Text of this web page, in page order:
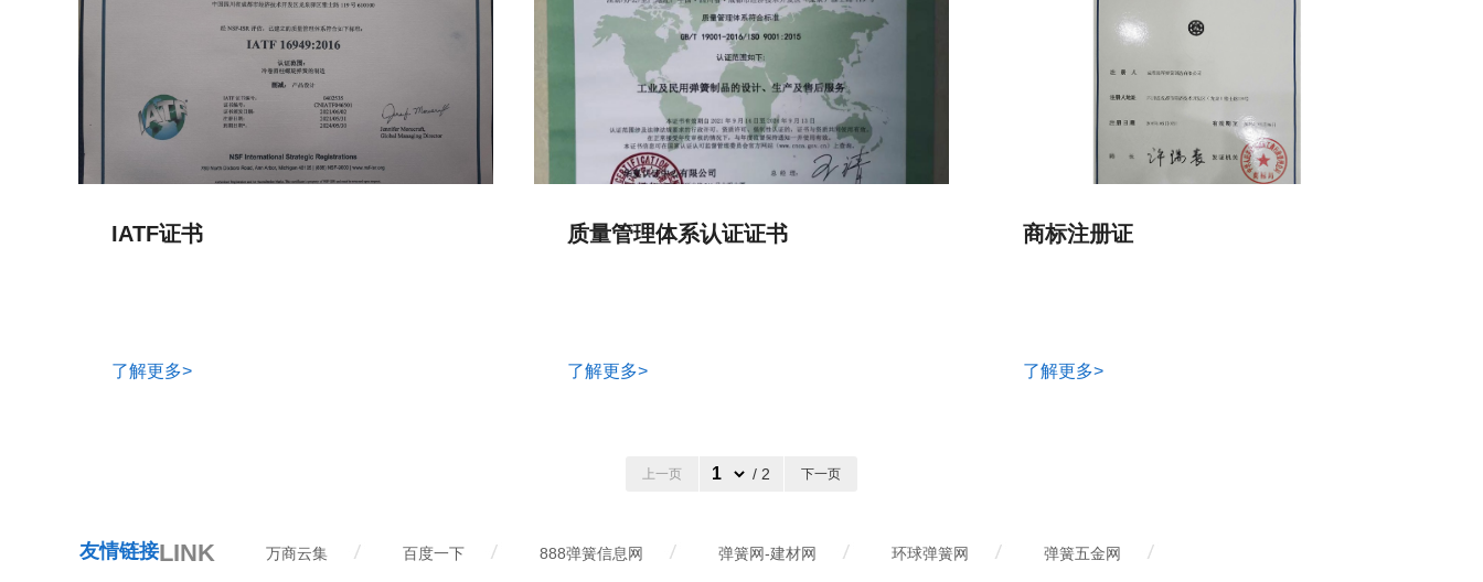
IATF证书
了解更多>
质量管理体系认证证书
了解更多>
商标注册证
了解更多>
上一页 / 2 下一页
友情链接LINK 万商云集 百度一下 888弹簧信息网 弹簧网-建材网 环球弹簧网 弹簧五金网